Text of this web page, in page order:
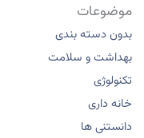
موضوعات
بدون دسته بندی
بهداشت و سلامت
تکنولوژی
خانه داری
دانستنی ها